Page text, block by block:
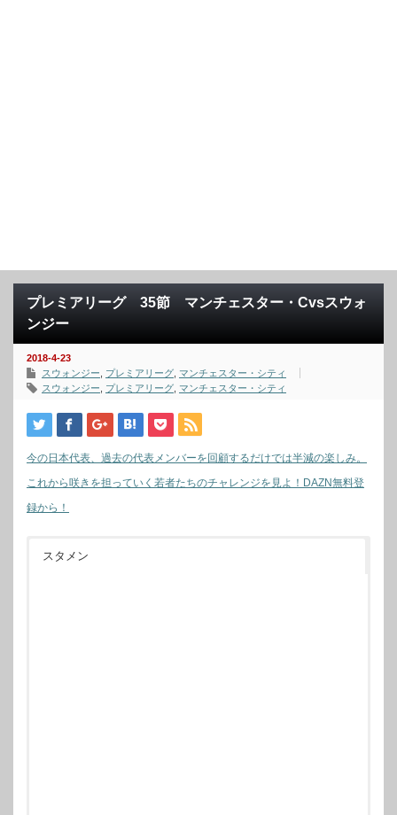
プレミアリーグ 35節 マンチェスター・Cvsスウォ
ンジー
2018-4-23
スウォンジー
プレミアリーグ マンチェスター・シティ
スウォンジー
プレミアリーグ マンチェスター・シティ
今の日本代表、過去の代表メンバーを回顧するだけでは半減の楽しみ。
これから咲きを担っていく若者たちのチャレンジを見よ！DAZN無料登
録から！
スタメン